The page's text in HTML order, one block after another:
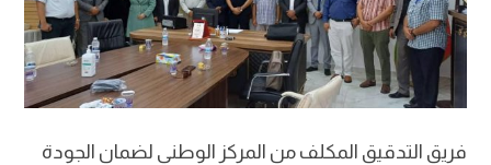
فريق التدقيق المكلف من المركز الوطني لضمان الجودة